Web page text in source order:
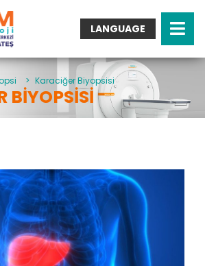
LANGUAGE
Turkish
English
Arabic
German
Spanish
Bulgarian
> Karaciğer Biyopsisi
BIYOPSISI